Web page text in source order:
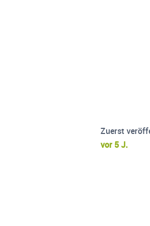
Zuerst
vor 5 J.